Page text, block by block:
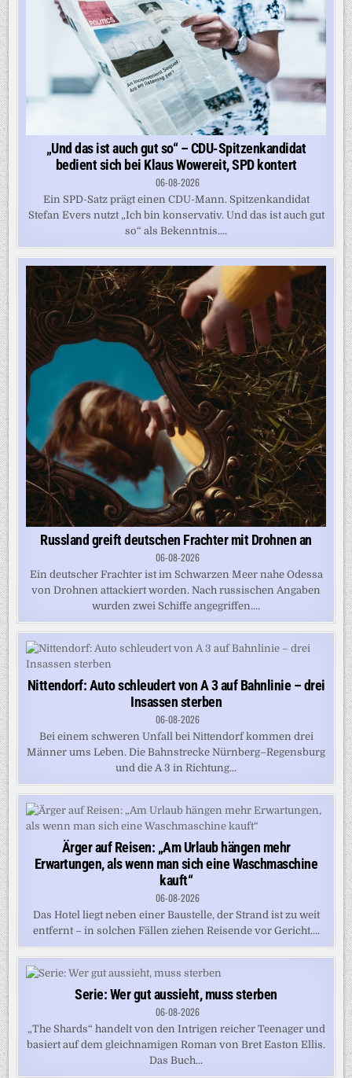
„Und das ist auch gut so“ – CDU-Spitzenkandidat
bedient sich bei Klaus Wowereit, SPD kontert
06-08-2026
Ein SPD-Satz prägt einen CDU-Mann. Spitzenkandidat
Stefan Evers nutzt „Ich bin konservativ. Und das ist auch gut
so“ als Bekenntnis....
Russland greift deutschen Frachter mit Drohnen an
06-08-2026
Ein deutscher Frachter ist im Schwarzen Meer nahe Odessa
von Drohnen attackiert worden. Nach russischen Angaben
wurden zwei Schiffe angegriffen....
Nittendorf: Auto schleudert von A 3 auf Bahnlinie – drei
Insassen sterben
06-08-2026
Bei einem schweren Unfall bei Nittendorf kommen drei
Männer ums Leben. Die Bahnstrecke Nürnberg–Regensburg
und die A 3 in Richtung...
Ärger auf Reisen: „Am Urlaub hängen mehr
Erwartungen, als wenn man sich eine Waschmaschine
kauft“
06-08-2026
Das Hotel liegt neben einer Baustelle, der Strand ist zu weit
entfernt – in solchen Fällen ziehen Reisende vor Gericht....
Serie: Wer gut aussieht, muss sterben
06-08-2026
„The Shards“ handelt von den Intrigen reicher Teenager und
basiert auf dem gleichnamigen Roman von Bret Easton Ellis.
Das Buch...